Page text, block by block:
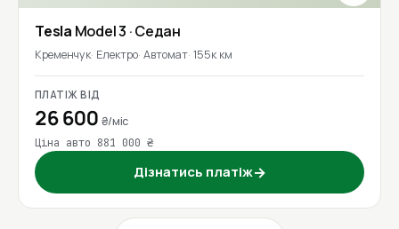
Tesla Model 3 · Седан
Кременчук Електро Автомат 155к км
ПЛАТІЖ ВІД
26 600 ₴/міс
Ціна авто 881 000 ₴
Дізнатись платіж→